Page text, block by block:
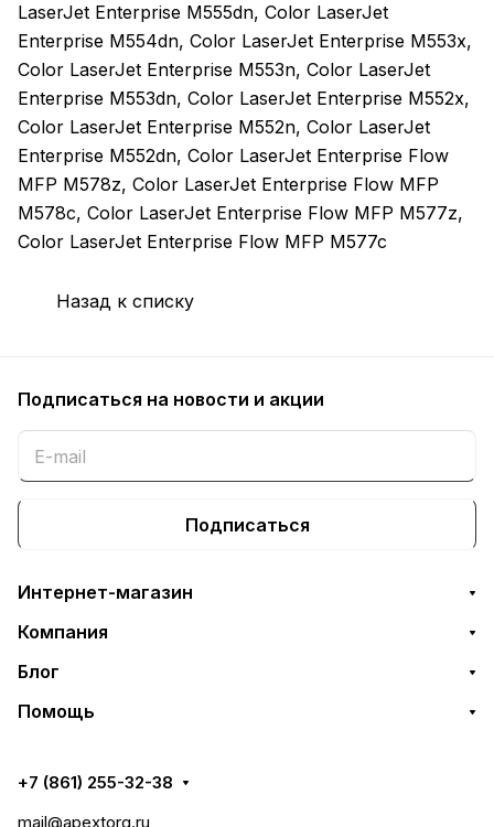
LaserJet Enterprise M555dn, Color LaserJet
Enterprise M554dn, Color LaserJet Enterprise M553x,
Color LaserJet Enterprise M553n, Color LaserJet
Enterprise M553dn, Color LaserJet Enterprise M552x,
Color LaserJet Enterprise M552n, Color LaserJet
Enterprise M552dn, Color LaserJet Enterprise Flow
MFP M578z, Color LaserJet Enterprise Flow MFP
M578c, Color LaserJet Enterprise Flow MFP M577z,
Color LaserJet Enterprise Flow MFP M577c
Назад к списку
Подписаться на новости и акции
Подписаться
Интернет-магазин
Компания
Блог
Помощь
+7 (861) 255-32-38
mail@apextorg.ru